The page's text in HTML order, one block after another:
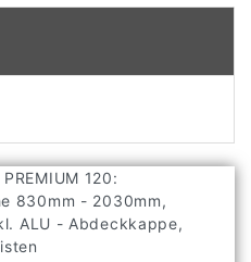
120:
830mm - 2030mm,
ALU - Abdeckkappe,